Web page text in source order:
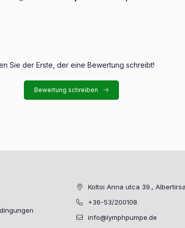
Sie der Erste, der eine Bewertung schreibt!
Bewertung schreiben
Koltoi Anna utca 39.,
+36-53/200108
info@lymphpumpe.de